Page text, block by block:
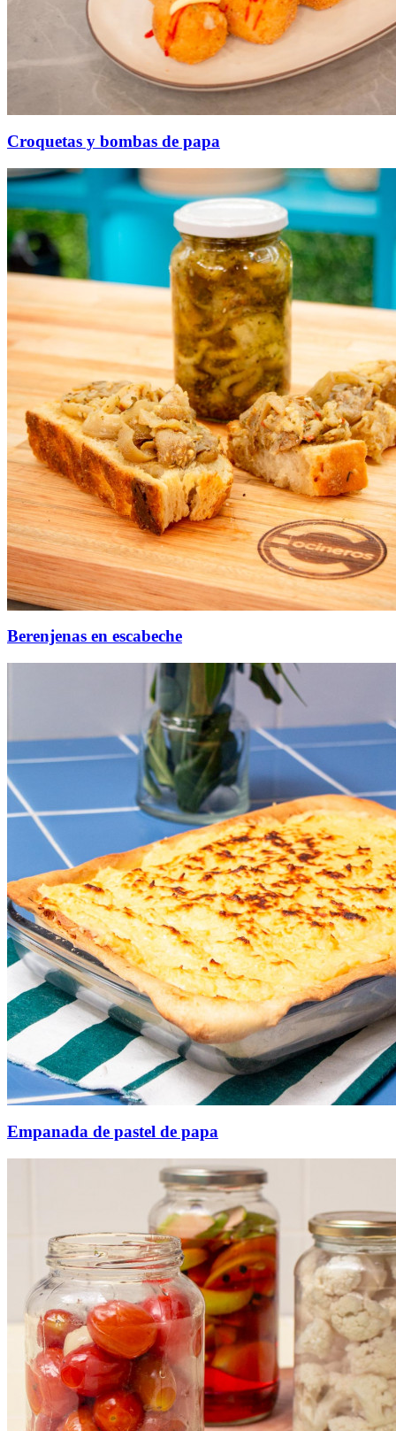
Croquetas y bombas de papa
Berenjenas en escabeche
Empanada de pastel de papa